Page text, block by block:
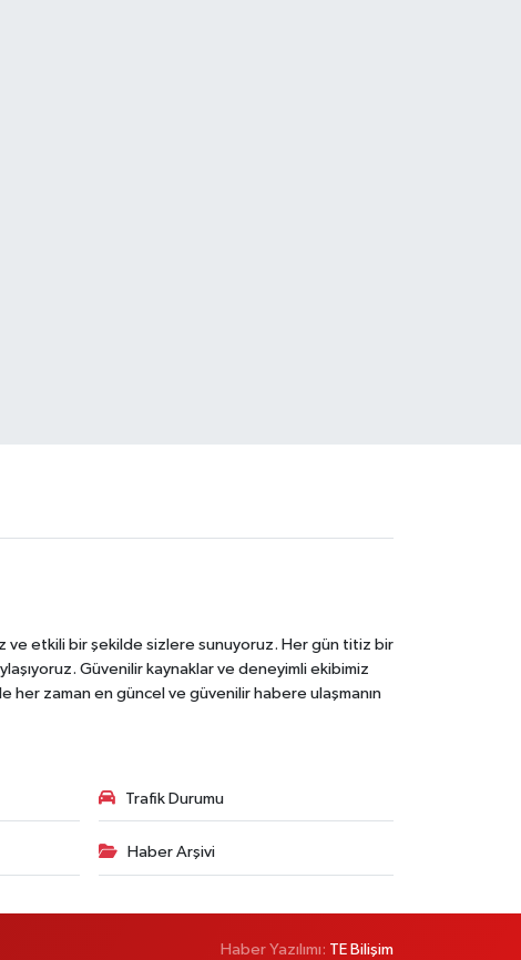
ve etkili bir şekilde sizlere sunuyoruz. Her gün titiz bir
Güvenilir kaynaklar ve deneyimli ekibimiz
her zaman en güncel ve güvenilir habere ulaşmanın
Trafik Durumu
Haber Arşivi
Haber Yazılımı: TE Bilişim